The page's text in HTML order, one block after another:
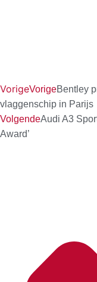
VorigeVorigeBentley
vlaggenschip in Parijs
VolgendeAudi A3
Award’